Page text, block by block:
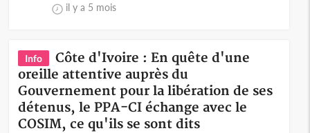
il y a 5 mois
Info
Côte d'Ivoire : En quête d'une
oreille attentive auprès du
Gouvernement pour la libération de ses
détenus, le PPA-CI échange avec le
COSIM, ce qu'ils se sont dits